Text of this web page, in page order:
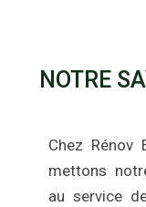
NOTRE
Chez Rénov
mettons
au service